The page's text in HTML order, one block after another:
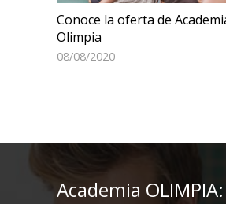
Conoce la oferta de
Olimpia
08/08/2020
Academia OLIMPIA: